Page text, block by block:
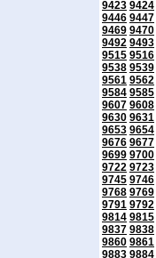
9423 9424
9446 9447
9469 9470
9492 9493
9515 9516
9538 9539
9561 9562
9584 9585
9607 9608
9630 9631
9653 9654
9676 9677
9699 9700
9722 9723
9745 9746
9768 9769
9791 9792
9814 9815
9837 9838
9860 9861
9883 9884